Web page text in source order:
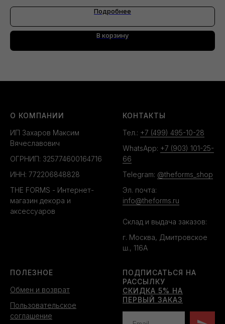
Подробнее
В корзину
О КОМПАНИИ
ИП Захаров Максим
Вячеславович
ОГРНИП: 325774600164716
ИНН: 772206848828
THE FORMS - Интернет-
магазин декора и
аксессуаров
КОНТАКТЫ
Тел.: +7 (499) 495-10-28
WhatsApp: +7 (903) 101-25-
66
Telegram: @theforms_shop
Эл. почта:
info@theforms.ru
Склад и выдача заказов:
г. Москва, Дмитровское
ш., 116А
ПОЛЕЗНОЕ
Обмен и возврат
Пользовательское
соглашение
ПОДПИСАТЬСЯ НА
РАССЫЛКУ
СКИДКА 5% НА
ПЕРВЫЙ ЗАКАЗ